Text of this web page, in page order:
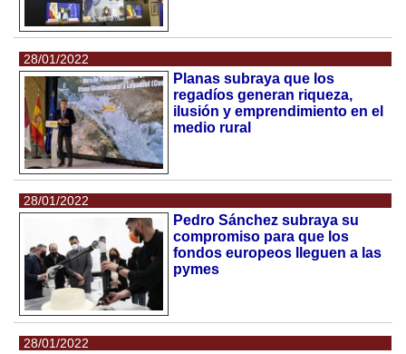
28/01/2022
Planas subraya que los
regadíos generan riqueza,
ilusión y emprendimiento en el
medio rural
28/01/2022
Pedro Sánchez subraya su
compromiso para que los
fondos europeos lleguen a las
pymes
28/01/2022